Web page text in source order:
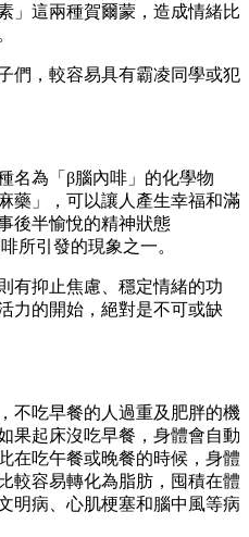
」這兩種賀爾蒙，造成情緒比
們，較容易具有霸凌同學或犯
名為「β腦內啡」的化學物
藥」，可以讓人產生幸福和滿
後半愉悅的精神狀態
所引發的現象之一。
有抑止焦慮、穩定情緒的功
力的開始，絕對是不可或缺
不吃早餐的人過重及肥胖的機
果起床沒吃早餐，身體會自動
在吃午餐或晚餐的時候，身體
較容易轉化為脂肪，囤積在體
明病、心肌梗塞和腦中風等病